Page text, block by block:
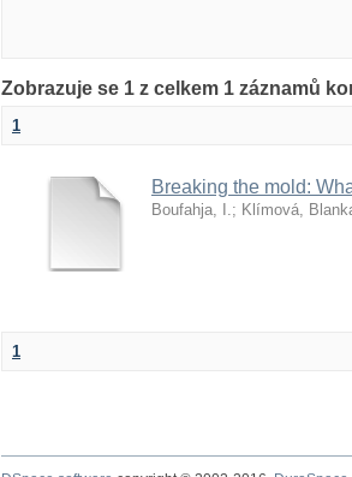
Zobrazuje se 1 z celkem 1 záznamů
1
Breaking the mold:
Boufahja, I.; Klímová,
1